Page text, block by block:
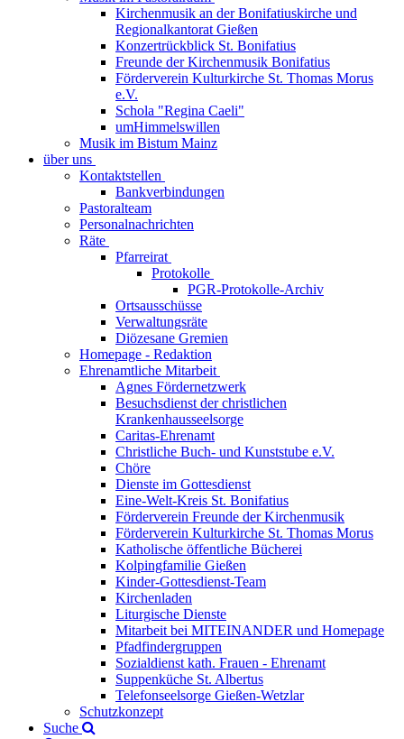
Kirchenmusik an der Bonifatiuskirche und
Regionalkantorat Gießen
Konzertrückblick St. Bonifatius
Freunde der Kirchenmusik Bonifatius
Förderverein Kulturkirche St. Thomas Morus
e.V.
Schola "Regina Caeli"
umHimmelswillen
Musik im Bistum Mainz
über uns
Kontaktstellen
Bankverbindungen
Pastoralteam
Personalnachrichten
Räte
Pfarreirat
Protokolle
PGR-Protokolle-Archiv
Ortsausschüsse
Verwaltungsräte
Diözesane Gremien
Homepage - Redaktion
Ehrenamtliche Mitarbeit
Agnes Fördernetzwerk
Besuchsdienst der christlichen
Krankenhausseelsorge
Caritas-Ehrenamt
Christliche Buch- und Kunststube e.V.
Chöre
Dienste im Gottesdienst
Eine-Welt-Kreis St. Bonifatius
Förderverein Freunde der Kirchenmusik
Förderverein Kulturkirche St. Thomas Morus
Katholische öffentliche Bücherei
Kolpingfamilie Gießen
Kinder-Gottesdienst-Team
Kirchenladen
Liturgische Dienste
Mitarbeit bei MITEINANDER und Homepage
Pfadfindergruppen
Sozialdienst kath. Frauen - Ehrenamt
Suppenküche St. Albertus
Telefonseelsorge Gießen-Wetzlar
Schutzkonzept
Suche